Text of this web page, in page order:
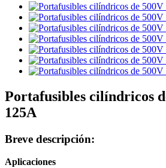
Portafusibles cilíndricos
125A
Breve descripción:
Aplicaciones